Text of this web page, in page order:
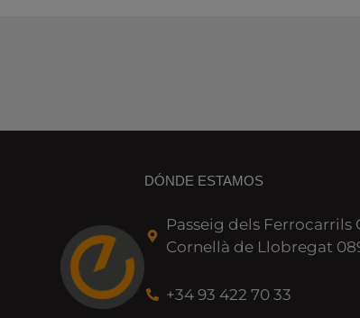
DÓNDE ESTAMOS
Passeig dels Ferrocarrils
Cornellà de Llobregat
+34 93 422 70 33